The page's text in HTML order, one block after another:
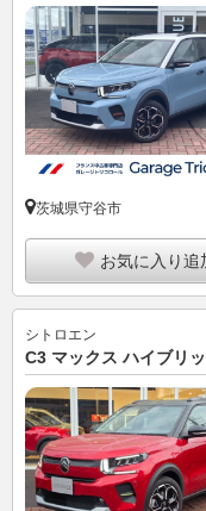
茨城県守谷市
お気に入り追
シトロエン
C3 マックス ハイブリ